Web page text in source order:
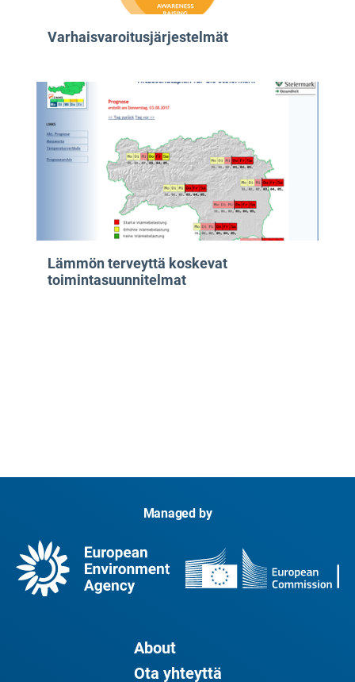
Varhaisvaroitusjärjestelmät
Lämmön terveyttä koskevat
toimintasuunnitelmat
Managed by
About
Ota yhteyttä